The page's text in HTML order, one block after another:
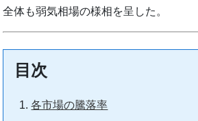
全体も弱気相場の様相を呈した。
目次
各市場の騰落率